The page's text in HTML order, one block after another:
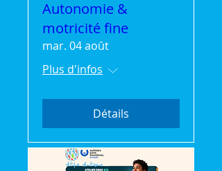
Autonomie &
motricité fine
mar. 04 août
Plus d'infos
Détails